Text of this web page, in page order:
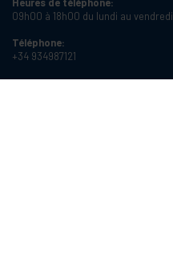
09h00 à 18h00 du lundi au vendredi
Téléphone:
+34 934987121
Email: